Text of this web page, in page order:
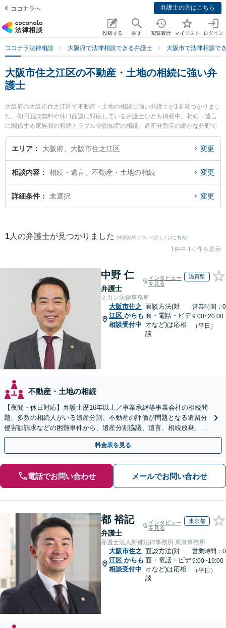
ココナラへ 弁護士の方はこちら
投稿する 探す 閲覧履歴 マイリスト ログイン
ココナラ法律相談 大阪府で法律相談できる弁護士 大阪市で法律相談で
大阪市住之江区の不動産・土地の相続に強い弁
護士
大阪府の大阪市住之江区で不動産・土地の相続に強い弁護士が1名見つかりまし
た。初回面談無料や休日面談に対応している弁護士なども掲載中。相続・遺言
に関係する家族間の相続トラブルや認知症の相続、遺産分割等の細かな分野で
の絞り込み検索もでき便利です。特に住之江法律事務所の柴田 晋太朗弁護士の
プロフィール情報や弁護士費用、強みなどが注目されています。『大阪市住之
士を検索したい』『初回相談無料で不動産・土地の相続を法律相談できる大阪
市住之江区内の弁護士に相談予約したい』などでお困りの相談者さんにおすす
めです。
エリア 大阪府、大阪市住之江区 変更
相談内容 相続・遺言、不動産・土地の相続 変更
詳細条件 未選択 変更
1 人の弁護士が見つかりました (検索結果について詳しくは こちら)
1件中 1-1件を表示
中野 仁
弁護士
インタビュー
を見る
滋賀県
ミカン法律事務所
大阪市住之
江区 からも
相談受付中
面談方法(対
面・電話・ビデ
オなど)は応相
談
営業時間：0
9:00~20:00
（平日）
不動産・土地の相続
【夜間・休日対応】弁護士歴16年以上／事業承継等事業会社の相続問
題、多数の相続人がいる遺産分割、不動産の評価が問題となる遺留分
侵害額請求などの困難事件から、遺産分割協議、遺言、相続放棄、使
途不明金の調査まで、全般の経験豊富【JR草津駅2分】
料金表を見る
電話でお問い合わせ メールでお問い合わせ
都 裕記
弁護士
インタビュー
を見る
東京都
弁護士法人新都法律事務所 東京事務所
大阪市住之
江区 からも
相談受付中
面談方法(対
面・電話・ビデ
オなど)は応相
談
営業時間：0
9:00~19:00
（平日）